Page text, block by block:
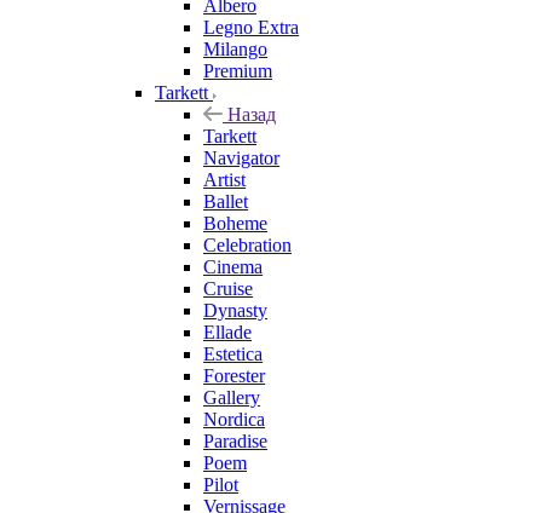
Albero
Legno Extra
Milango
Premium
Tarkett
Назад
Tarkett
Navigator
Artist
Ballet
Boheme
Celebration
Cinema
Cruise
Dynasty
Ellade
Estetica
Forester
Gallery
Nordica
Paradise
Poem
Pilot
Vernissage